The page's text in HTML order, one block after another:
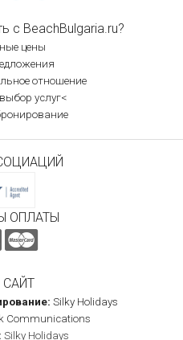
с BeachBulgaria.ru?
цены
отношение
услуг<
ОПЛАТЫ
Silky Holidays
Communications
Silky Holidays